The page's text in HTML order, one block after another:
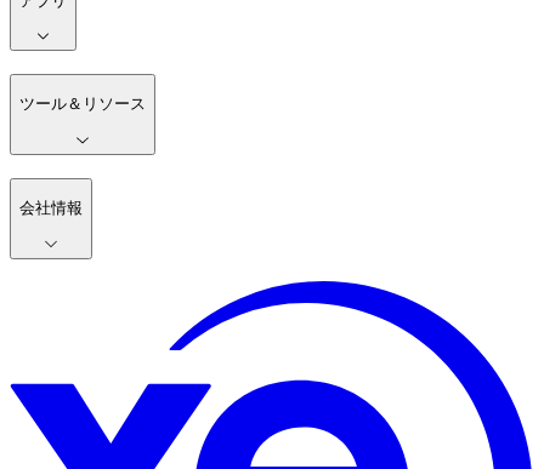
ツール＆リソース
会社情報